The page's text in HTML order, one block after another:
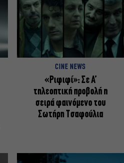
CINE NEWS
«Ριφιφί»: Σε Α’
τηλεοπτική προβολή η
σειρά φαινόμενο του
Σωτήρη Τσαφούλια